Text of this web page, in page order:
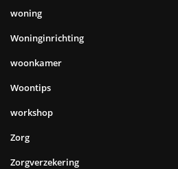
woning
Woninginrichting
woonkamer
Woontips
workshop
Zorg
Zorgverzekering